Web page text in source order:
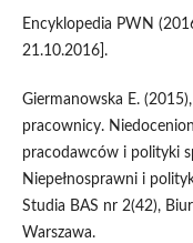
Encyklopedia PWN
21.10.2016].
Giermanowska E.
pracownicy.
pracodawców i polityki
Niepełnosprawni i
Studia BAS nr 2(42),
Warszawa.